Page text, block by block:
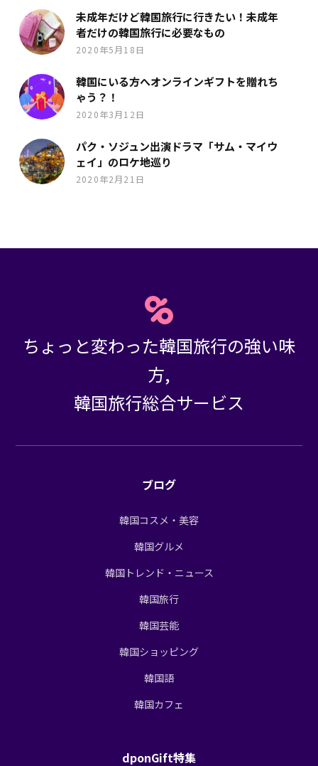
未成年だけど韓国旅行に行きたい！未成年
者だけの韓国旅行に必要なもの
2020年5月18日
韓国にいる方へオンラインギフトを贈れち
ゃう？！
2020年3月12日
パク・ソジュン出演ドラマ「サム・マイウ
ェイ」のロケ地巡り
2020年2月21日
ちょっと変わった韓国旅行の強い味
方,
韓国旅行総合サービス
ブログ
韓国コスメ・美容
韓国グルメ
韓国トレンド・ニュース
韓国旅行
韓国芸能
韓国ショッピング
韓国語
韓国カフェ
dponGift特集